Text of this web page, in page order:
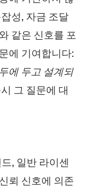
성, 자금 조달
같은 신호를 포
에 기여합니다:
에 두고 설계되
그 질문에 대
, 일반 라이센
뢰 신호에 의존